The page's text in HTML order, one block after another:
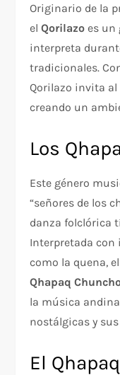
Originario de la
elQorilazo es un
interpreta
tradicionales.
Qorilazo invita al
creando un
Los
Este género
“señores de los
danza folclórica
Interpretada
como la quena,
Qhapaq
la música
nostálgicas y
El